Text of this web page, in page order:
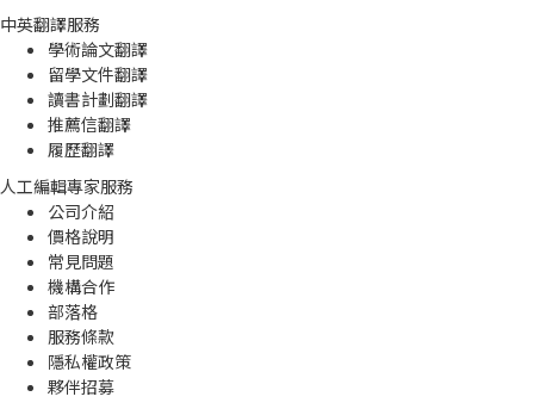
中英翻譯服務
學術論文翻譯
留學文件翻譯
讀書計劃翻譯
推薦信翻譯
履歷翻譯
人工編輯專家服務
公司介紹
價格說明
常見問題
機構合作
部落格
服務條款
隱私權政策
夥伴招募